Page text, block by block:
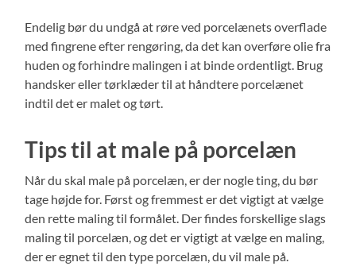
Endelig bør du undgå at røre ved porcelænets overflade
med fingrene efter rengøring, da det kan overføre olie fra
huden og forhindre malingen i at binde ordentligt. Brug
handsker eller tørklæder til at håndtere porcelænet
indtil det er malet og tørt.
Tips til at male på porcelæn
Når du skal male på porcelæn, er der nogle ting, du bør
tage højde for. Først og fremmest er det vigtigt at vælge
den rette maling til formålet. Der findes forskellige slags
maling til porcelæn, og det er vigtigt at vælge en maling,
der er egnet til den type porcelæn, du vil male på.